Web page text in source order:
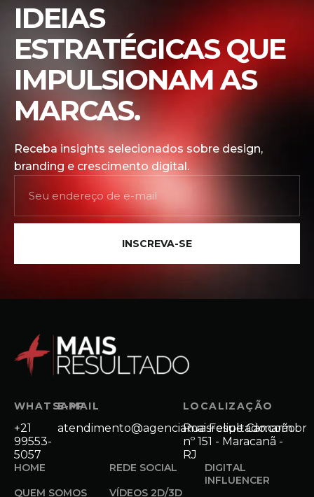
IDEIAS
ESTRATÉGICAS QUE
IMPULSIONAM AS
MARCAS.
Receba insights selecionados sobre design,
branding e crescimento digital.
INSCREVA-SE
WHATSAPP
+21
99553-
5057
E-MAIL
atendimento@agenciamaisresultado.com.br
LOCALIZAÇÃO
Rua Felipe Camarão
nº 151 - Maracanã -
RJ
HOME
QUEM SOMOS
REDE SOCIAL
VÍDEOS 2D/3D
DIGITAL
INFLUENCER